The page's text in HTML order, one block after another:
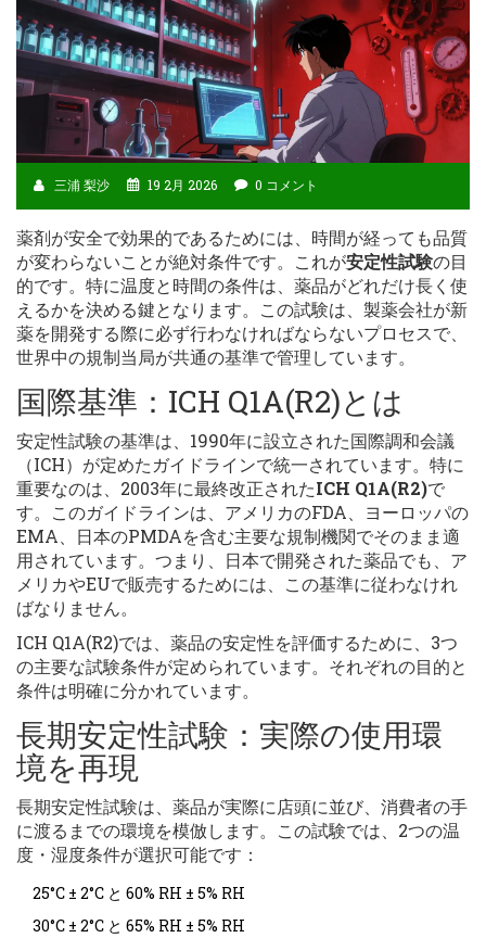
三浦 梨沙 19 2月 2026 0 コメント
薬剤が安全で効果的であるためには、時間が経っても品質
が変わらないことが絶対条件です。これが安定性試験の目
的です。特に温度と時間の条件は、薬品がどれだけ長く使
えるかを決める鍵となります。この試験は、製薬会社が新
薬を開発する際に必ず行わなければならないプロセスで、
世界中の規制当局が共通の基準で管理しています。
国際基準：ICH Q1A(R2)とは
安定性試験の基準は、1990年に設立された国際調和会議
（ICH）が定めたガイドラインで統一されています。特に
重要なのは、2003年に最終改正されたICH Q1A(R2)で
す。このガイドラインは、アメリカのFDA、ヨーロッパの
EMA、日本のPMDAを含む主要な規制機関でそのまま適
用されています。つまり、日本で開発された薬品でも、ア
メリカやEUで販売するためには、この基準に従わなけれ
ばなりません。
ICH Q1A(R2)では、薬品の安定性を評価するために、3つ
の主要な試験条件が定められています。それぞれの目的と
条件は明確に分かれています。
長期安定性試験：実際の使用環
境を再現
長期安定性試験は、薬品が実際に店頭に並び、消費者の手
に渡るまでの環境を模倣します。この試験では、2つの温
度・湿度条件が選択可能です：
25°C ± 2°C と 60% RH ± 5% RH
30°C ± 2°C と 65% RH ± 5% RH